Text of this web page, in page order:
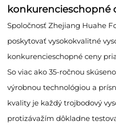
konkurencieschopné
Spoločnosť Zhejiang Huahe
poskytovať vysokokvalitné
konkurencieschopné ceny
So viac ako 35-ročnou
výrobnou technológiou a
kvality je každý trojbodový
protizávažím dôkladne